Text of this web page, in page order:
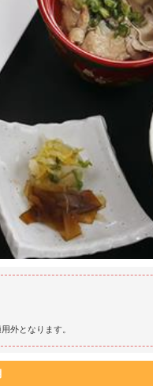
外となります。